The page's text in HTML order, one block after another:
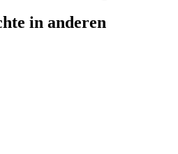
in anderen